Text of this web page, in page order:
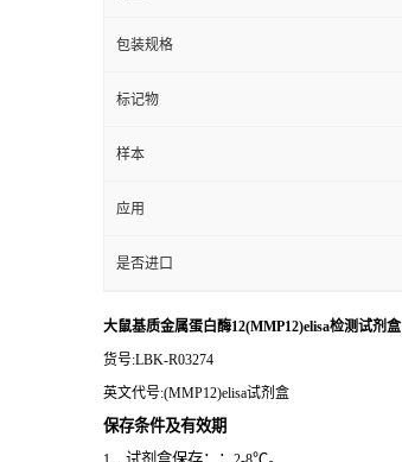
包装规格
标记物
样本
应用
是否进口
大鼠基质金属蛋白酶12(MMP12)elisa检测试剂盒
货号:LBK-R03274
英文代号:(MMP12)elisa试剂盒
保存条件及有效期